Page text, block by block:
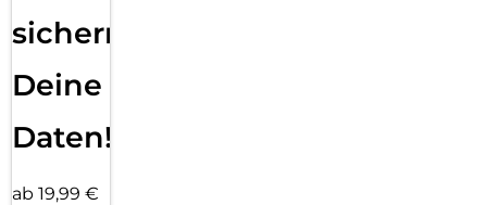
sichern
Deine
Daten!
ab 19,99 €